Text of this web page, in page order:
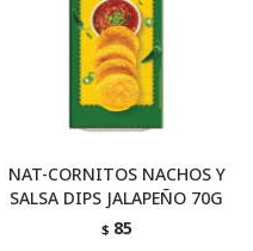
NAT-CORNITOS NACHOS Y
SALSA DIPS JALAPEÑO 70G
$ 85